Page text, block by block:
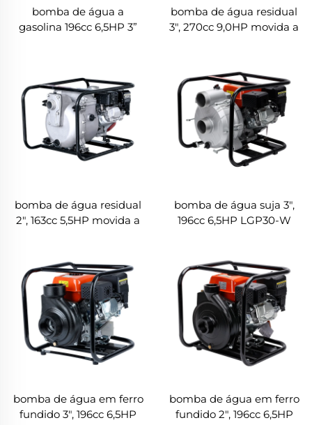
bomba de água a
gasolina 196cc 6,5HP 3”
bomba de água residual
3", 270cc 9,0HP movida a
bomba de água residual
2", 163cc 5,5HP movida a
bomba de água suja 3",
196cc 6,5HP LGP30-W
bomba de água em ferro
fundido 3", 196cc 6,5HP
bomba de água em ferro
fundido 2", 196cc 6,5HP